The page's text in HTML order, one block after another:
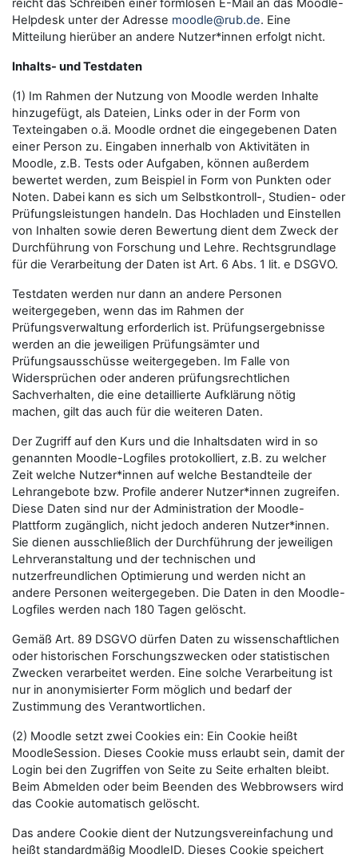
reicht das Schreiben einer formlosen E-Mail an das Moodle-
Helpdesk unter der Adresse moodle@rub.de. Eine
Mitteilung hierüber an andere Nutzer*innen erfolgt nicht.
Inhalts- und Testdaten
(1) Im Rahmen der Nutzung von Moodle werden Inhalte
hinzugefügt, als Dateien, Links oder in der Form von
Texteingaben o.ä. Moodle ordnet die eingegebenen Daten
einer Person zu. Eingaben innerhalb von Aktivitäten in
Moodle, z.B. Tests oder Aufgaben, können außerdem
bewertet werden, zum Beispiel in Form von Punkten oder
Noten. Dabei kann es sich um Selbstkontroll-, Studien- oder
Prüfungsleistungen handeln. Das Hochladen und Einstellen
von Inhalten sowie deren Bewertung dient dem Zweck der
Durchführung von Forschung und Lehre. Rechtsgrundlage
für die Verarbeitung der Daten ist Art. 6 Abs. 1 lit. e DSGVO.
Testdaten werden nur dann an andere Personen
weitergegeben, wenn das im Rahmen der
Prüfungsverwaltung erforderlich ist. Prüfungsergebnisse
werden an die jeweiligen Prüfungsämter und
Prüfungsausschüsse weitergegeben. Im Falle von
Widersprüchen oder anderen prüfungsrechtlichen
Sachverhalten, die eine detaillierte Aufklärung nötig
machen, gilt das auch für die weiteren Daten.
Der Zugriff auf den Kurs und die Inhaltsdaten wird in so
genannten Moodle-Logfiles protokolliert, z.B. zu welcher
Zeit welche Nutzer*innen auf welche Bestandteile der
Lehrangebote bzw. Profile anderer Nutzer*innen zugreifen.
Diese Daten sind nur der Administration der Moodle-
Plattform zugänglich, nicht jedoch anderen Nutzer*innen.
Sie dienen ausschließlich der Durchführung der jeweiligen
Lehrveranstaltung und der technischen und
nutzerfreundlichen Optimierung und werden nicht an
andere Personen weitergegeben. Die Daten in den Moodle-
Logfiles werden nach 180 Tagen gelöscht.
Gemäß Art. 89 DSGVO dürfen Daten zu wissenschaftlichen
oder historischen Forschungszwecken oder statistischen
Zwecken verarbeitet werden. Eine solche Verarbeitung ist
nur in anonymisierter Form möglich und bedarf der
Zustimmung des Verantwortlichen.
(2) Moodle setzt zwei Cookies ein: Ein Cookie heißt
MoodleSession. Dieses Cookie muss erlaubt sein, damit der
Login bei den Zugriffen von Seite zu Seite erhalten bleibt.
Beim Abmelden oder beim Beenden des Webbrowsers wird
das Cookie automatisch gelöscht.
Das andere Cookie dient der Nutzungsvereinfachung und
heißt standardmäßig MoodleID. Dieses Cookie speichert